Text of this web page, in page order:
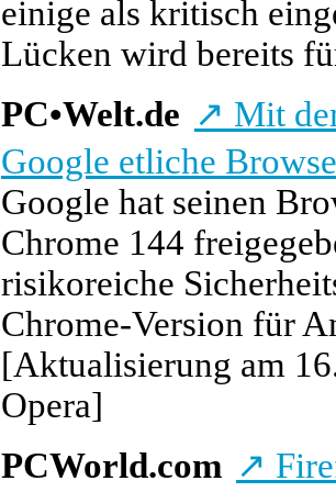
einige als kritisch
Lücken wird bereits
PC•Welt.de ↗ Mit
Google etliche
Google hat seinen
Chrome 144
risikoreiche
Chrome-Version für
[Aktualisierung am
Opera]
PCWorld.com ↗